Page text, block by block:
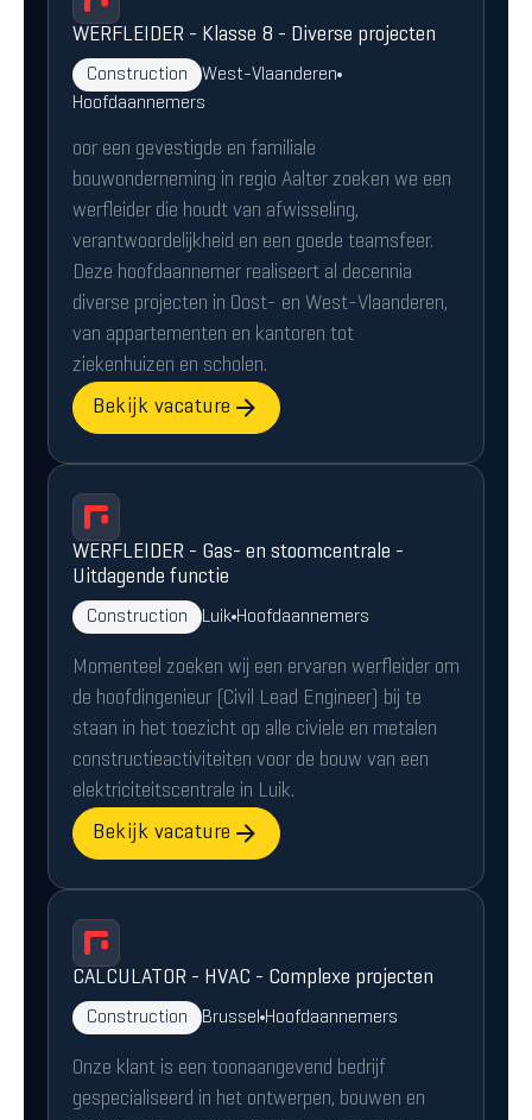
WERFLEIDER - Klasse 8 - Diverse projecten
Construction
West-Vlaanderen
Hoofdaannemers
oor een gevestigde en familiale
bouwonderneming in regio Aalter zoeken we een
werfleider die houdt van afwisseling,
verantwoordelijkheid en een goede teamsfeer.
Deze hoofdaannemer realiseert al decennia
diverse projecten in Oost- en West-Vlaanderen,
van appartementen en kantoren tot
ziekenhuizen en scholen.
Bekijk vacature
WERFLEIDER - Gas- en stoomcentrale -
Uitdagende functie
Construction Luik Hoofdaannemers
Momenteel zoeken wij een ervaren werfleider om
de hoofdingenieur (Civil Lead Engineer) bij te
staan in het toezicht op alle civiele en metalen
constructieactiviteiten voor de bouw van een
elektriciteitscentrale in Luik.
Bekijk vacature
CALCULATOR - HVAC - Complexe projecten
Construction Brussel Hoofdaannemers
Onze klant is een toonaangevend bedrijf
gespecialiseerd in het ontwerpen, bouwen en